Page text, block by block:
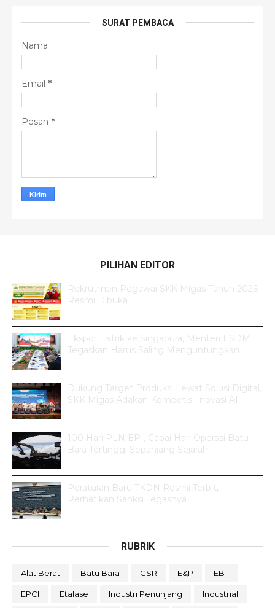
SURAT PEMBACA
Nama
Email *
Pesan *
PILIHAN EDITOR
Rekrutmen Pegawai SKK Migas Tahun 2026
Resmi Dibuka
Ekspor Listrik ke Singapura, Menteri ESDM
Tegaskan Harus Saling Menguntungkan
Dukung Target Produksi Lewat Solusi Digital,
SKK Migas Adakan Kompetisi Inovasi AI
100 Hari PLN EPI, Capai Hari Operasi Batu
Bara Tertinggi Sepanjang Sejarah
Peraturan Baru TKDN Resmi Terbit,
Perhatikan Sanksi Tegasnya
RUBRIK
Alat Berat Batu Bara CSR E&P EBT
EPCI Etalase Industri Penunjang Industrial